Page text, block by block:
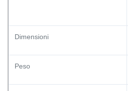
Dimensioni
Peso